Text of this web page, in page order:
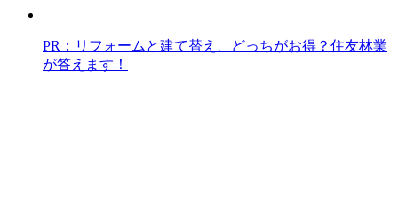
PR：リフォームと建て替え、どっちがお得？住友林業
が答えます！